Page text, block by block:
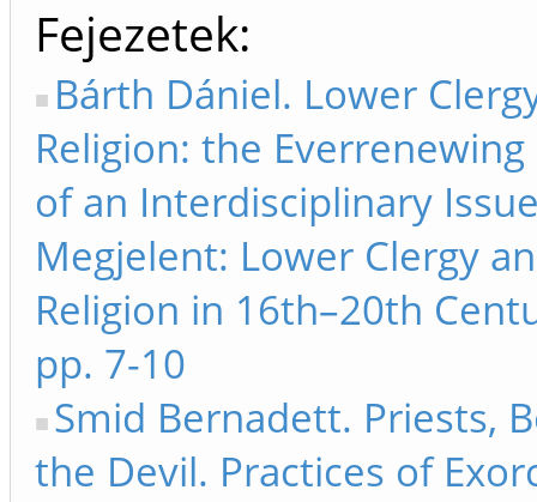
Fejezetek
Bárth Dániel. Lower
Religion: the Everrenewing
of an Interdisciplinary
Megjelent: Lower Clergy
Religion in 16th–20th
pp. 7-10
Smid Bernadett. Priests,
the Devil. Practices of